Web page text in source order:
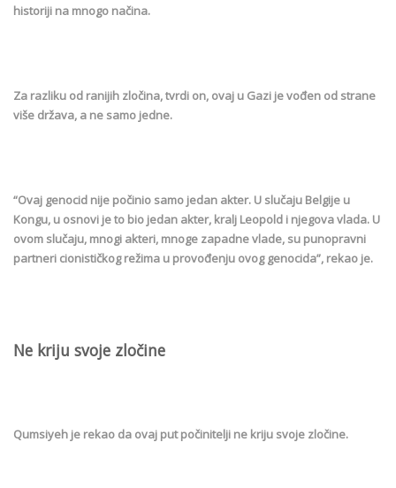
historiji na mnogo načina.
Za razliku od ranijih zločina, tvrdi on, ovaj u Gazi je vođen od strane
više država, a ne samo jedne.
“Ovaj genocid nije počinio samo jedan akter. U slučaju Belgije u
Kongu, u osnovi je to bio jedan akter, kralj Leopold i njegova vlada. U
ovom slučaju, mnogi akteri, mnoge zapadne vlade, su punopravni
partneri cionističkog režima u provođenju ovog genocida”, rekao je.
Ne kriju svoje zločine
Qumsiyeh je rekao da ovaj put počinitelji ne kriju svoje zločine.